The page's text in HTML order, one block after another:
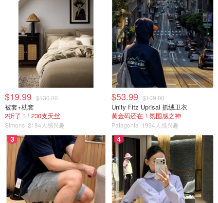
$19.99 $130.00
被套+枕套
2折了！! 230支天丝
Simons 2184人感兴趣
$53.99 $109.00
Unity Fitz Uprisal 抓绒卫衣
黄金码还在！氛围感之神
Patagonia 1994人感兴趣
3 4